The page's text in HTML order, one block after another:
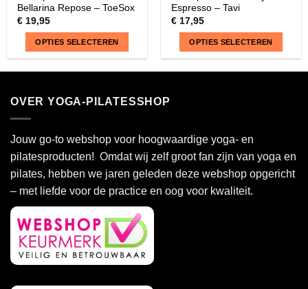
Bellarina Repose – ToeSox
€19,95
OPTIES SELECTEREN
meerdere
variaties.
Deze
optie
gekozen
worden
op
de
productpagina
Espresso – Tavi
€17,95
OPTIES SELECTEREN
Deze
kan
gekozen
worden
OVER YOGA-PILATESSHOP
Jouw go-to webshop voor hoogwaardige yoga- en
pilatesproducten! Omdat wij zelf groot fan zijn van yoga en
pilates, hebben we jaren geleden deze webshop opgericht
– met liefde voor de practice en oog voor kwaliteit.